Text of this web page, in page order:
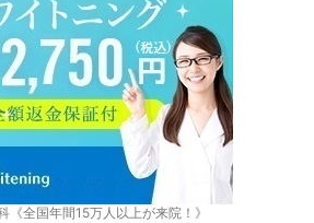
《全国年間15万人以上が来院！》